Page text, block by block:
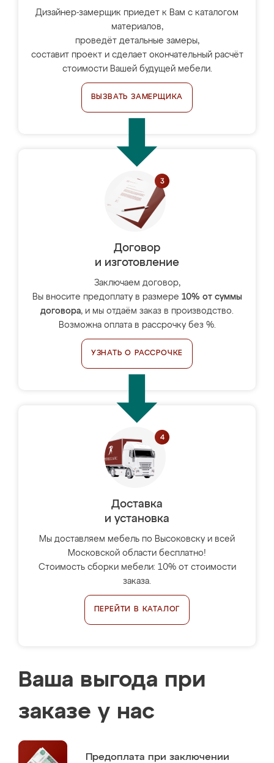
Дизайнер-замерщик приедет к Вам с каталогом
материалов,
проведёт детальные замеры,
составит проект и сделает окончательный расчёт
стоимости Вашей будущей мебели.
ВЫЗВАТЬ ЗАМЕРЩИКА
Договор
и изготовление
Заключаем договор,
Вы вносите предоплату в размере 10% от суммы
договора, и мы отдаём заказ в производство.
Возможна оплата в рассрочку без %.
УЗНАТЬ О РАССРОЧКЕ
Доставка
и установка
Мы доставляем мебель по Высоковску и всей
Московской области бесплатно!
Стоимость сборки мебели: 10% от стоимости
заказа.
ПЕРЕЙТИ В КАТАЛОГ
Ваша выгода при
заказе у нас
Предоплата при заключении